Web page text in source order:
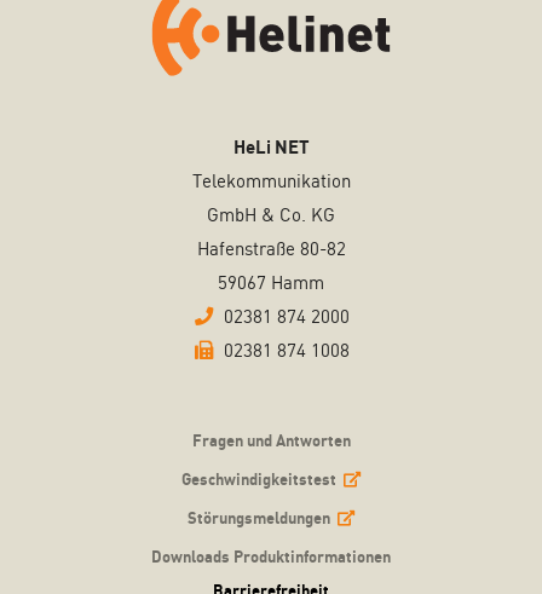
HeLi NET
Telekommunikation
GmbH & Co. KG
Hafenstraße 80-82
59067 Hamm
02381 874 2000
02381 874 1008
Fragen und Antworten
Geschwindigkeitstest
Störungsmeldungen
Downloads Produktinformationen